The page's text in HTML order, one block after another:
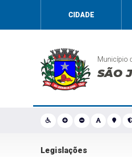
CIDADE
Município
SÃO
Legislações